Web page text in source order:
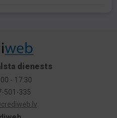
dienests
- 17:30
501-335